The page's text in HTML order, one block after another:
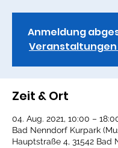
Anmeldung
Zeit & Ort
04. Aug. 2021, 10:00 –
Bad Nenndorf Kurpark
Hauptstraße 4, 31542 Bad